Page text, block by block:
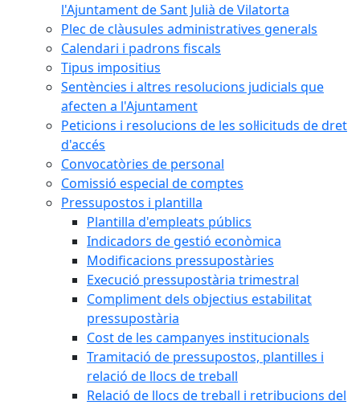
l'Ajuntament de Sant Julià de Vilatorta
Plec de clàusules administratives generals
Calendari i padrons fiscals
Tipus impositius
Sentències i altres resolucions judicials que
afecten a l'Ajuntament
Peticions i resolucions de les sol·licituds de dret
d'accés
Convocatòries de personal
Comissió especial de comptes
Pressupostos i plantilla
Plantilla d'empleats públics
Indicadors de gestió econòmica
Modificacions pressupostàries
Execució pressupostària trimestral
Compliment dels objectius estabilitat
pressupostària
Cost de les campanyes institucionals
Tramitació de pressupostos, plantilles i
relació de llocs de treball
Relació de llocs de treball i retribucions del